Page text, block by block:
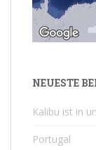
NEUESTE
Kalibu ist in
Portugal